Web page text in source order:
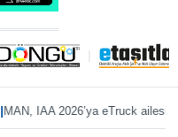
IAA 2026’ya eTruck ailesiyle